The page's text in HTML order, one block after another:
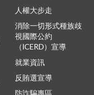
人權大步走
消除一切形式種族歧
視國際公約
（ICERD）宣導
就業資訊
反賄選宣導